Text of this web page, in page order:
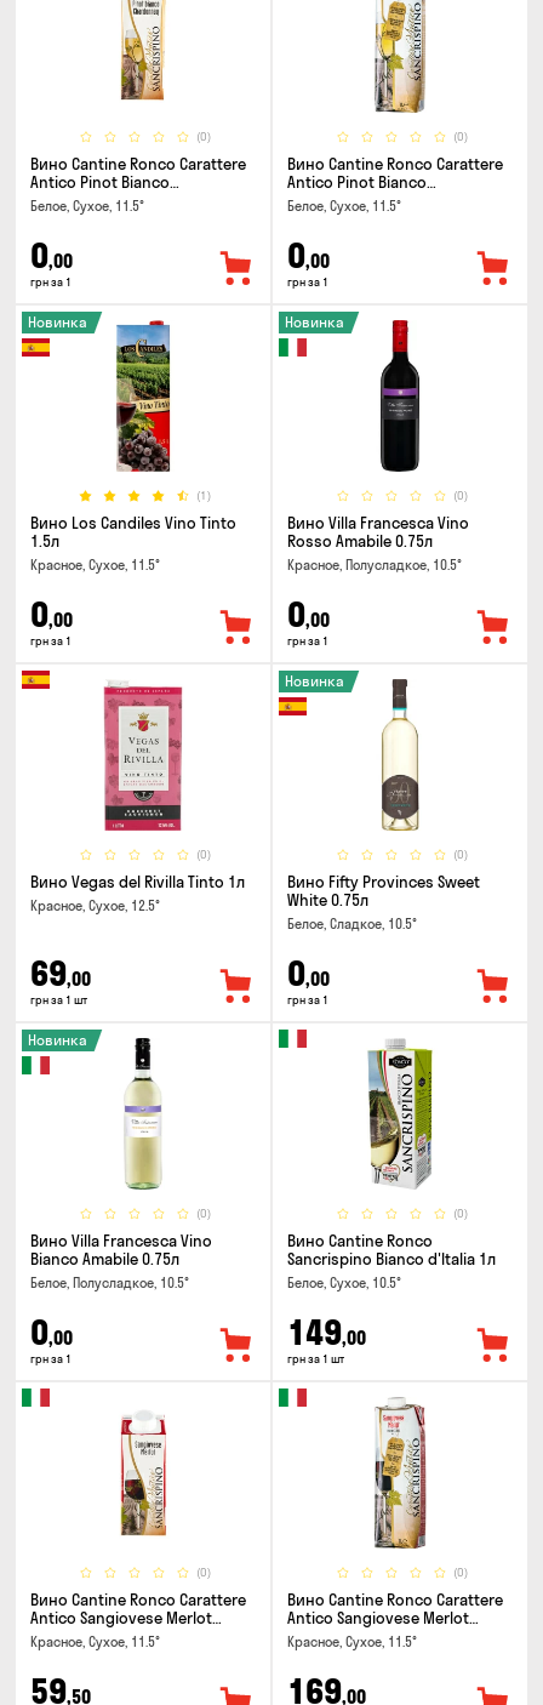
(0)
Вино Cantine Ronco Carattere
Antico Pinot Bianco
Chardonnay Rubicone IGT 0.25л
Белое, Сухое, 11.5°
0,00
грн за 1
(0)
Вино Cantine Ronco Carattere
Antico Pinot Bianco
Chardonnay Rubicone IGT 1л
Белое, Сухое, 11.5°
0,00
грн за 1
(1)
Новинка
Вино Los Candiles Vino Tinto
1.5л
Красное, Сухое, 11.5°
0,00
грн за 1
(0)
Новинка
Вино Villa Francesca Vino
Rosso Amabile 0.75л
Красное, Полусладкое, 10.5°
0,00
грн за 1
(0)
Вино Vegas del Rivilla Tinto 1л
Красное, Сухое, 12.5°
69,00
грн за 1 шт
(0)
Новинка
Вино Fifty Provinces Sweet
White 0.75л
Белое, Сладкое, 10.5°
0,00
грн за 1
(0)
Новинка
Вино Villa Francesca Vino
Bianco Amabile 0.75л
Белое, Полусладкое, 10.5°
0,00
грн за 1
(0)
Вино Cantine Ronco
Sancrispino Bianco d'Italia 1л
Белое, Сухое, 10.5°
149,00
грн за 1 шт
(0)
Вино Cantine Ronco Carattere
Antico Sangiovese Merlot
Rubicone IGT 0.25л
Красное, Сухое, 11.5°
59,50
(0)
Вино Cantine Ronco Carattere
Antico Sangiovese Merlot
Rubicone IGT 1л
Красное, Сухое, 11.5°
169,00